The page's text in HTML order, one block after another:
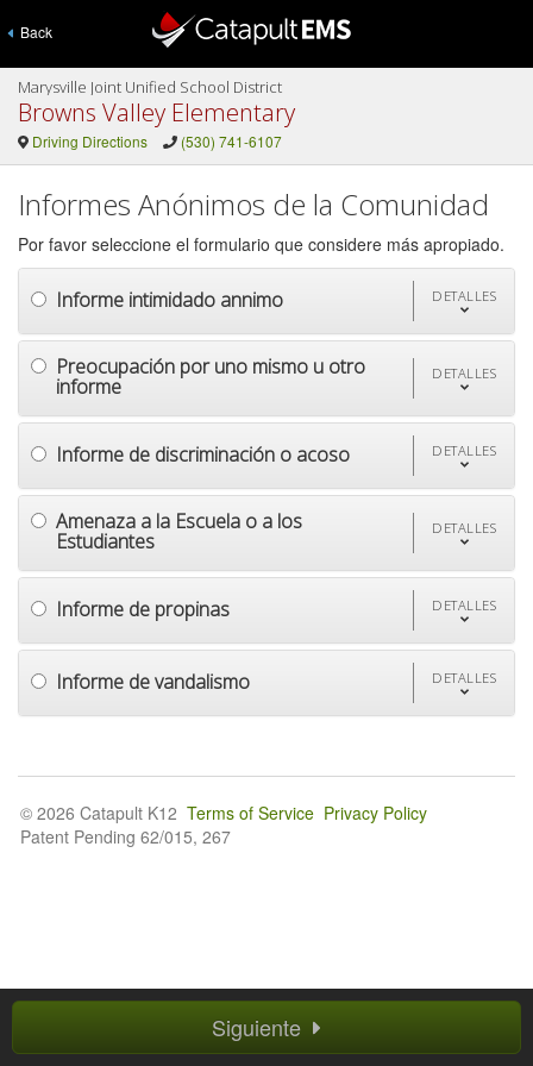
Back
Marysville Joint Unified School District
Browns Valley Elementary
Driving Directions (530) 741-6107
Informes Anónimos de la Comunidad
Por favor seleccione el formulario que considere más apropiado.
Informe intimidado annimo DETALLES
Preocupación por uno mismo u otro
informe
DETALLES
Informe de discriminación o acoso DETALLES
Amenaza a la Escuela o a los
Estudiantes
DETALLES
Informe de propinas DETALLES
Informe de vandalismo DETALLES
Siguiente
© 2026 Catapult K12 Terms of Service Privacy Policy
Patent Pending 62/015, 267